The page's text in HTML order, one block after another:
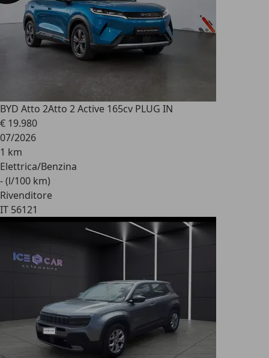
BYD Atto 2Atto 2 Active 165cv PLUG IN
€ 19.980
07/2026
1 km
Elettrica/Benzina
- (l/100 km)
Rivenditore
IT 56121